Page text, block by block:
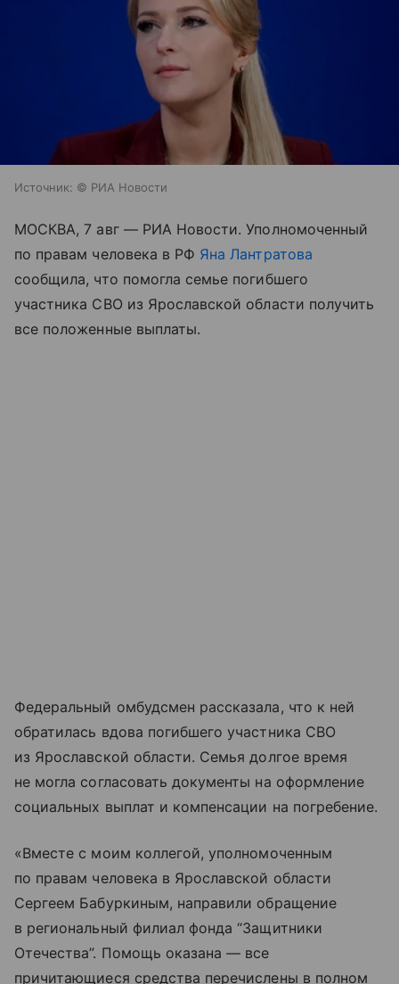
Источник: © РИА Новости
МОСКВА, 7 авг — РИА Новости. Уполномоченный
по правам человека в РФ Яна Лантратова
сообщила, что помогла семье погибшего
участника СВО из Ярославской области получить
все положенные выплаты.
Федеральный омбудсмен рассказала, что к ней
обратилась вдова погибшего участника СВО
из Ярославской области. Семья долгое время
не могла согласовать документы на оформление
социальных выплат и компенсации на погребение.
«Вместе с моим коллегой, уполномоченным
по правам человека в Ярославской области
Сергеем Бабуркиным, направили обращение
в региональный филиал фонда “Защитники
Отечества”. Помощь оказана — все
причитающиеся средства перечислены в полном